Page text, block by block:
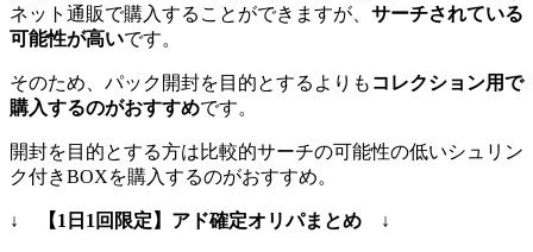
ネット通販で購入することができますが、 サーチされている
可能性が高いです。
そのため、パック開封を目的とするよりも コレクション用で
購入するのがおすすめです。
開封を目的とする方は比較的サーチの可能性の低いシュリン
ク付きBOXを購入するのがおすすめ。
↓ 【1日1回限定】アド確定オリパまとめ ↓